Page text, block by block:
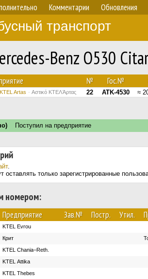
Комментарии Обновления
транспорт
Benz O530
№ Гос.№
Artas Αστικό ΚΤΕΛ Άρτας 22 ATK-4530 ≈
Поступил на предприятие
.
оставлять только зарегистрированные
номером:
Предприятие Зав.№ Постр. Утил.
KTEL Evrou
Крит
KTEL Chania–Reth.
KΤΕL Αttika
KTEL Thebes